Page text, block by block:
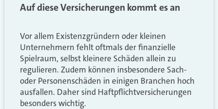
Auf diese Versicherungen kommt es an
Vor allem Existenzgründern oder kleinen
Unternehmern fehlt oftmals der finanzielle
Spielraum, selbst kleinere Schäden allein zu
regulieren. Zudem können insbesondere Sach-
oder Personenschäden in einigen Branchen hoch
ausfallen. Daher sind Haftpflichtversicherungen
besonders wichtig.